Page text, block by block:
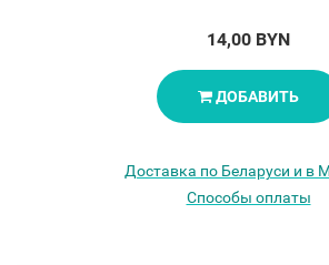
14,00 BYN
ДОБАВИТЬ
Доставка по Беларуси и в
Способы оплаты